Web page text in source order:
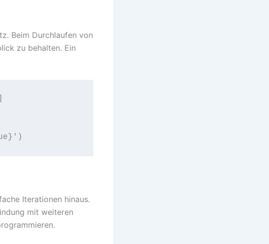
Beim Durchlaufen von
zu behalten. Ein
Iterationen hinaus.
mit weiteren